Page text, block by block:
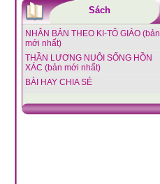
Sách
NHÂN BẢN THEO KI-TÔ GIÁO (bản
mới nhất)
THẦN LƯƠNG NUÔI SỐNG HỒN
XÁC (bản mới nhất)
BÀI HAY CHIA SẺ